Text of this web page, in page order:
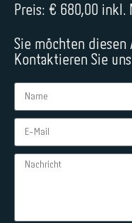
Preis: € 680,00 inkl.
Sie möchten
Kontaktieren Sie